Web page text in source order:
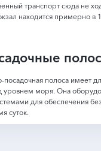
транспорт сюда не
находится примерно в
посадочная полоса имеет
уровнем моря. Она
для обеспечения
суток.